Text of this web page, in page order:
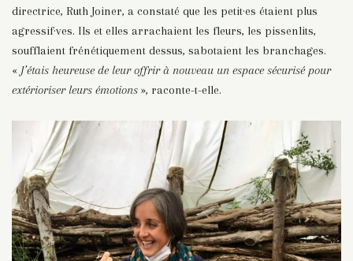
directrice, Ruth Joiner, a constaté que les petit·es étaient plus
agressif·ves. Ils et elles arrachaient les fleurs, les pissenlits,
soufflaient frénétiquement dessus, sabotaient les branchages.
« J’étais heureuse de leur offrir à nouveau un espace sécurisé pour
extérioriser leurs émotions », raconte-t-elle.